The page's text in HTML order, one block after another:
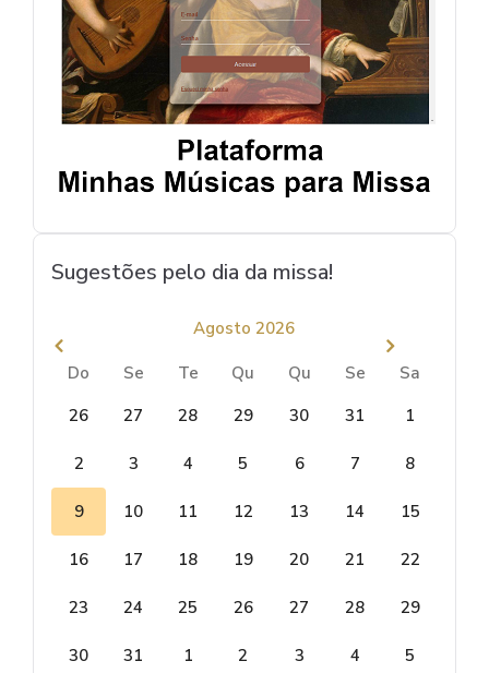
Sugestões pelo dia da missa!
Agosto 2026
Do Se Te Qu Qu Se
Sa
26
27 28 29 30 31 1
2 3 4 5 6 7 8
9 10 11 12 13 14 15
16 17 18 19 20 21 22
23 24 25 26 27 28 29
30 31 1 2 3 4 5